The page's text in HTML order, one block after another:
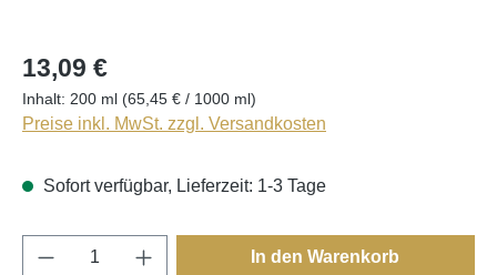
13,09 €
Inhalt: 200 ml (65,45 € / 1000 ml)
Preise inkl. MwSt. zzgl. Versandkosten
Sofort verfügbar, Lieferzeit: 1-3 Tage
Produkt Anzahl: Gib den gewünschten
In den Warenkorb